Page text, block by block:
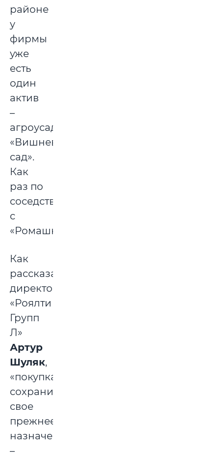
районе
у
фирмы
уже
есть
один
актив
–
агроусадьба
«Вишневый
сад».
Как
раз по
соседству
с
«Ромашкой».
Как
рассказал
директор
«Роялти
Групп
Л»
Артур
Шуляк,
«покупка»
сохранит
свое
прежнее
назначение
–